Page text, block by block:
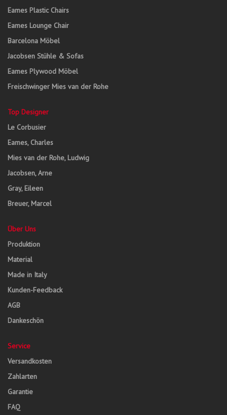
Eames Plastic Chairs
Eames Lounge Chair
Barcelona Möbel
Jacobsen Stühle & Sofas
Eames Plywood Möbel
Freischwinger Mies van der Rohe
Top Designer
Le Corbusier
Eames, Charles
Mies van der Rohe, Ludwig
Jacobsen, Arne
Gray, Eileen
Breuer, Marcel
Über Uns
Produktion
Material
Made in Italy
Kunden-Feedback
AGB
Dankeschön
Service
Versandkosten
Zahlarten
Garantie
FAQ